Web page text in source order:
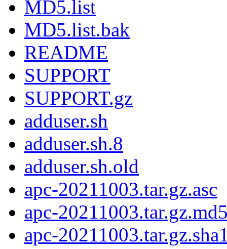
MD5.list
MD5.list.bak
README
SUPPORT
SUPPORT.gz
adduser.sh
adduser.sh.8
adduser.sh.old
apc-20211003.tar.gz.asc
apc-
apc-